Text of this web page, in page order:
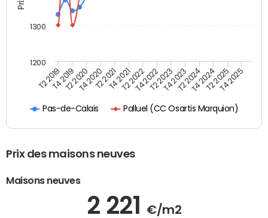
Pas-de-Calais Palluel (CC Osartis Marquion)
T2 2019T4 2019T2 2020T4 2020T2 2021T4 2021T2 2022T4 2022T2 2023T4 2023T2 2024T4 2024T2 2025T4 2025
1200
1300
Prix des maisons neuves
Maisons neuves
2 221 €/m2